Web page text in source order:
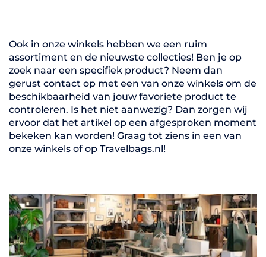
Ook in onze winkels hebben we een ruim
assortiment en de nieuwste collecties! Ben je op
zoek naar een specifiek product? Neem dan
gerust contact op met een van onze winkels om de
beschikbaarheid van jouw favoriete product te
controleren. Is het niet aanwezig? Dan zorgen wij
ervoor dat het artikel op een afgesproken moment
bekeken kan worden! Graag tot ziens in een van
onze winkels of op Travelbags.nl!